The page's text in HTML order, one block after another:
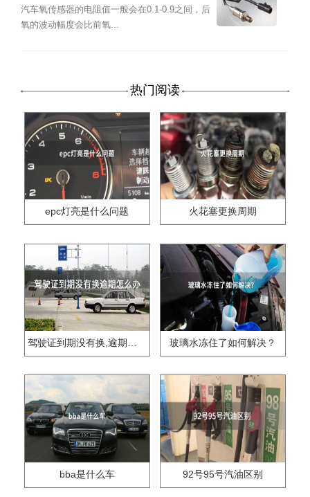
汽车氧传感器的电阻值一般会在0.1-0.9之间，后
氧的波动幅度会比前氧...
热门阅读
epc灯亮是什么问题 火花塞更换周期
玻璃水冻住了如何解决？
bba是什么车 92号95号汽油区别